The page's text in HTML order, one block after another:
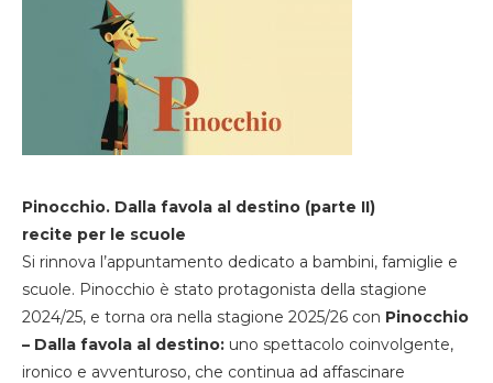
Pinocchio. Dalla favola al destino (parte II)
recite per le scuole
Si rinnova l’appuntamento dedicato a bambini, famiglie e
scuole. Pinocchio è stato protagonista della stagione
2024/25, e torna ora nella stagione 2025/26 con Pinocchio
– Dalla favola al destino: uno spettacolo coinvolgente,
ironico e avventuroso, che continua ad affascinare